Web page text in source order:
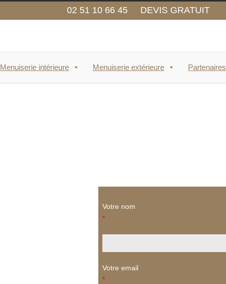
02 51 10 66 45 DEVIS GRATUIT
Menuiserie intérieure Menuiserie extérieure Partenaires
Votre nom
*
Votre email
*